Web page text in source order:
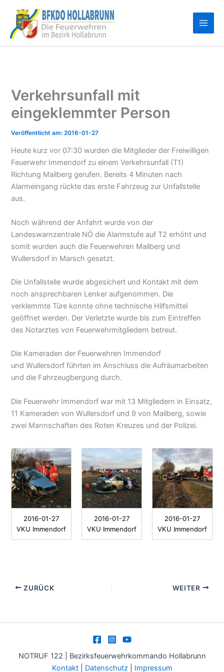
Inhalt
springen
Verkehrsunfall mit
eingeklemmter Person
2016-01-27
Heute kurz vor 07:30 wurden die Mitglieder der Freiwilligen
Feuerwehr Immendorf zu einem Verkehrsunfall (T1)
Richtung Mailberg gerufen. Bereits 4 Minuten nach
Alarmeingang rückte das erste Fahrzeug zur Unfallstelle
aus.
Noch während der Anfahrt wurde von der
Landeswarnzentrale NÖ die Alarmstufe auf T2 erhöht und
somit wurden auch die Feuerwehren Mailberg und
Wullersdorf in Marsch gesetzt.
Die Unfallstelle wurde abgesichert und Kontakt mit dem
noch ansprechbaren Lenker aufgenommen. Die
verklemmte Türe konnte ohne technische Hilfsmittel
geöffnet werden. Der Verletzte wurde bis zum Eintreffen
des Notarztes von Feuerwehrmitgliedern betreut.
Die Kameraden der Feuerwehren Immendorf
und Wullersdorf führten im Anschluss die Aufräumarbeiten
und die Fahrzeugbergung durch.
Die Feuerwehr Immendorf war mit 13 Mitgliedern in Einsatz,
11 Kameraden von Wullersdorf und 9 von Mailberg, sowie
zwei Mannschaften des Roten Kreuzes und der Polizei.
2016-01-27
VKU Immendorf
2016-01-27
VKU Immendorf
2016-01-27
VKU Immendorf
ZURÜCK WEITER
NOTRUF 122 | Bezirksfeuerwehrkommando Hollabrunn
Kontakt| Datenschutz Impressum